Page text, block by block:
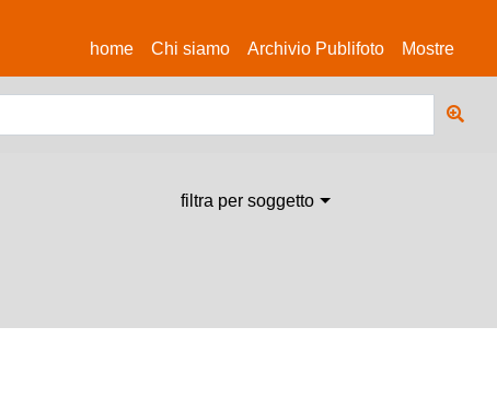
home(current)
Chi siamo Archivio Publifoto Mostre
filtra per soggetto